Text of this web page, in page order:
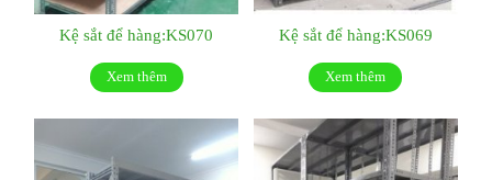
Kệ sắt để hàng:KS070
Xem thêm
Kệ sắt để hàng:KS069
Xem thêm